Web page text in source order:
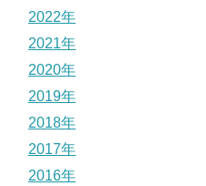
2022年
2021年
2020年
2019年
2018年
2017年
2016年